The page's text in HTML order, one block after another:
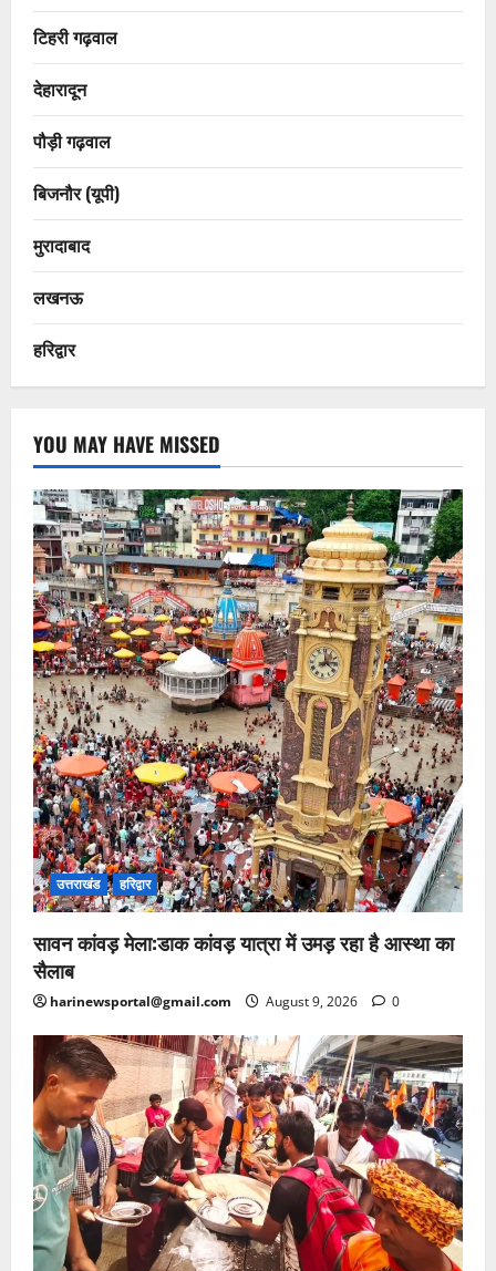
टिहरी गढ़वाल
देहारादून
पौड़ी गढ़वाल
बिजनौर (यूपी)
मुरादाबाद
लखनऊ
हरिद्वार
YOU MAY HAVE MISSED
उत्तराखंड हरिद्वार
सावन कांवड़ मेला:डाक कांवड़ यात्रा में उमड़ रहा है आस्था का
सैलाब
harinewsportal@gmail.com August 9, 2026 0